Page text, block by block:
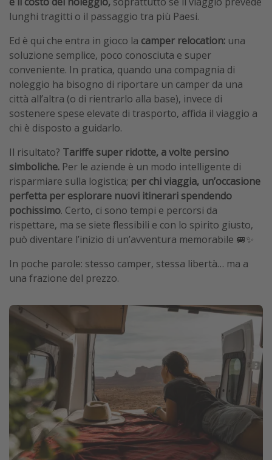
lunghi tragitti o il passaggio tra più Paesi.
Ed è qui che entra in gioco la camper relocation: una
soluzione semplice, poco conosciuta e super
conveniente. In pratica, quando una compagnia di
noleggio ha bisogno di riportare un camper da una
città all’altra (o di rientrarlo alla base), invece di
sostenere spese elevate di trasporto, affida il viaggio a
chi è disposto a guidarlo.
Il risultato? Tariffe super ridotte, a volte persino
simboliche. Per le aziende è un modo intelligente di
risparmiare sulla logistica; per chi viaggia, un’occasione
perfetta per esplorare nuovi itinerari spendendo
pochissimo. Certo, ci sono tempi e percorsi da
rispettare, ma se siete flessibili e con lo spirito giusto,
può diventare l’inizio di un’avventura memorabile 🚐✨
In poche parole: stesso camper, stessa libertà… ma a
una frazione del prezzo.